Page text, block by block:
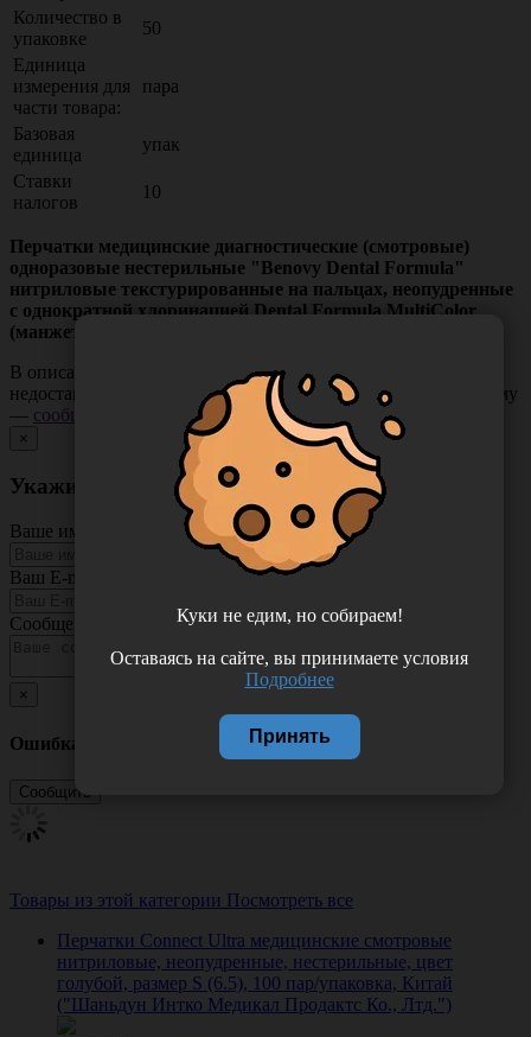
Количество в
упаковке
50
Единица
измерения для
части товара:
пара
Базовая
единица
упак
Ставки
налогов
10
Перчатки медицинские диагностические (смотровые)
одноразовые нестерильные "Benovy Dental Formula"
нитриловые текстурированные на пальцах, неопудренные
с однократной хлоринацией Dental Formula MultiColor
(манжета с валиком); цвет розовый, размер XS
В описании товара могут иметь место неточности или
недостающая информация. Если вы заметили такую проблему
— сообщите нам
×
Укажите неточность в описании товара
Ваше имя
Ваш E-mail
Сообщение
×
Ошибка
Товары из этой категории Посмотреть все
Перчатки Connect Ultra медицинские смотровые
нитриловые, неопудренные, нестерильные, цвет
голубой, размер S (6.5), 100 пар/упаковка, Китай
("Шаньдун Интко Медикал Продактс Ко., Лтд.")
Куки не едим, но собираем!
Оставаясь на сайте, вы принимаете условия
Подробнее
Принять